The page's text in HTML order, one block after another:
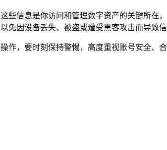
这些信息是你访问和管理数字资产的关键所在
免因设备丢失、被盗或遭受黑客攻击而导致信
作，要时刻保持警惕，高度重视账号安全、